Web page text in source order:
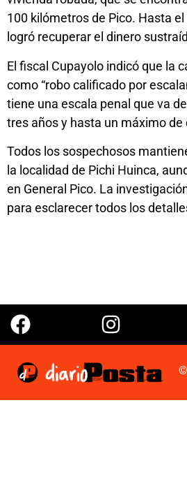
100 kilómetros de Pico. Hasta
logró recuperar el dinero
El fiscal Cupayolo indicó que la
como “robo calificado por
tiene una escala penal que va
tres años y hasta un máximo de
Todos los sospechosos
la localidad de Pichi Huinca,
en General Pico. La
para esclarecer todos los